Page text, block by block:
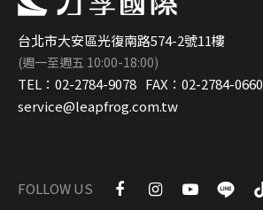
台北市大安區光復南路574-2號11樓
(週一至週五 10:00-18:00)
TEL： 02-2784-9078 FAX： 02-2784-0660
service@leapfrog.com.tw
FOLLOW US